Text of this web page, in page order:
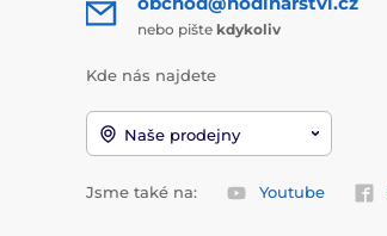
nebo pište kdykoliv
Kde nás najdete
Naše prodejny
Jsme také na: Youtube